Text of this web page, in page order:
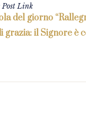
PostLink
del giorno
grazia: il Signore è